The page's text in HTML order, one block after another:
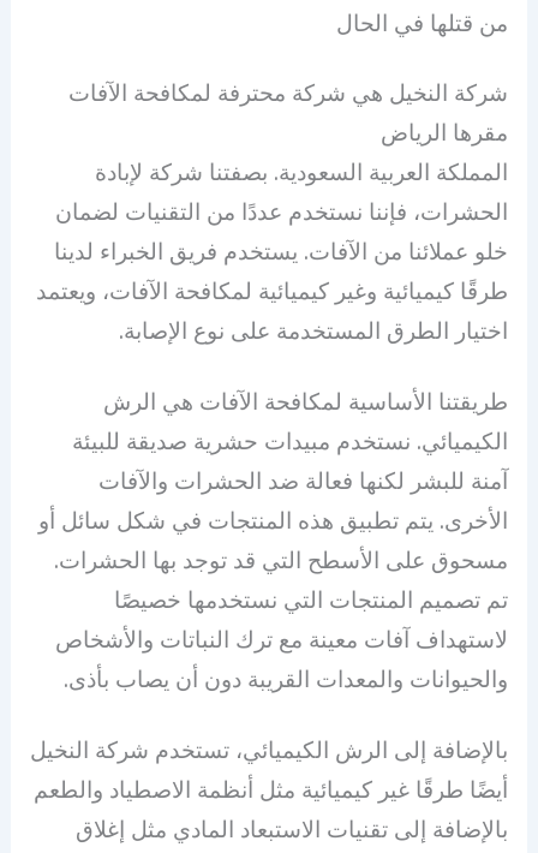
من قتلها في الحال
شركة النخيل هي شركة محترفة لمكافحة الآفات
مقرها الرياض
المملكة العربية السعودية. بصفتنا شركة لإبادة
الحشرات، فإننا نستخدم عددًا من التقنيات لضمان
خلو عملائنا من الآفات. يستخدم فريق الخبراء لدينا
طرقًا كيميائية وغير كيميائية لمكافحة الآفات، ويعتمد
اختيار الطرق المستخدمة على نوع الإصابة.
طريقتنا الأساسية لمكافحة الآفات هي الرش
الكيميائي. نستخدم مبيدات حشرية صديقة للبيئة
آمنة للبشر لكنها فعالة ضد الحشرات والآفات
الأخرى. يتم تطبيق هذه المنتجات في شكل سائل أو
مسحوق على الأسطح التي قد توجد بها الحشرات.
تم تصميم المنتجات التي نستخدمها خصيصًا
لاستهداف آفات معينة مع ترك النباتات والأشخاص
والحيوانات والمعدات القريبة دون أن يصاب بأذى.
بالإضافة إلى الرش الكيميائي، تستخدم شركة النخيل
أيضًا طرقًا غير كيميائية مثل أنظمة الاصطياد والطعم
بالإضافة إلى تقنيات الاستبعاد المادي مثل إغلاق